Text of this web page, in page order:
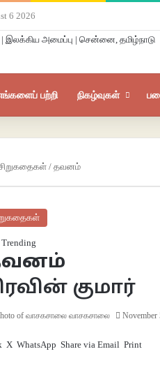
6 2026
பற்றி நிகழ்வுகள்
/ தவனம்
Trending
குமார்
வாசகசாலை November
X WhatsApp Share via Email Print